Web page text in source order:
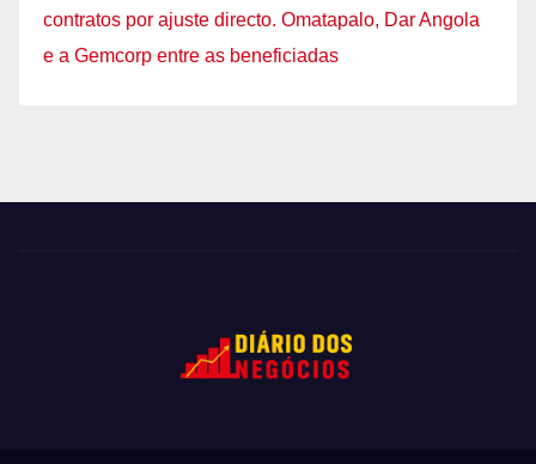
contratos por ajuste directo. Omatapalo, Dar Angola
e a Gemcorp entre as beneficiadas